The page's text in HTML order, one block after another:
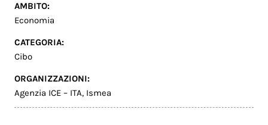
AMBITO:
Economia
CATEGORIA:
Cibo
ORGANIZZAZIONI:
Agenzia ICE – ITA, Ismea